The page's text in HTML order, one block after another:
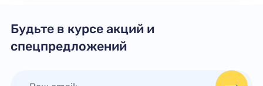
Будьте в курсе акций и
спецпредложений